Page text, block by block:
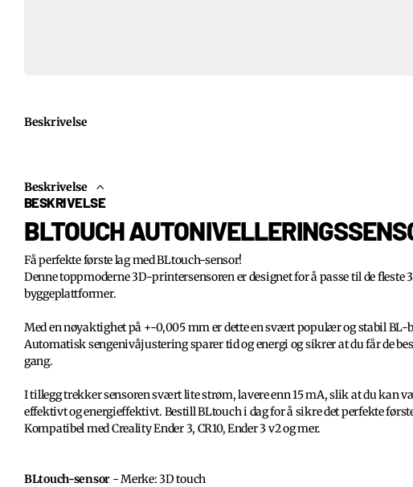
Beskrivelse
Beskrivelse
BESKRIVELSE
BLTOUCH
Få perfekte første lag med BLtouch-sensor!
Denne toppmoderne 3D-printersensoren er designet for å passe til de
byggeplattformer.
Med en nøyaktighet på +-0,005 mm er dette en svært populær og stabil BL-
Automatisk sengenivåjustering sparer tid og energi og sikrer at du får de
gang.
I tillegg trekker sensoren svært lite strøm, lavere enn 15 mA, slik at du kan
effektivt og energieffektivt. Bestill BLtouch i dag for å sikre det perfekte
Kompatibel med Creality Ender 3, CR10, Ender 3 v2 og mer.
BLtouch-sensor - Merke: 3D touch